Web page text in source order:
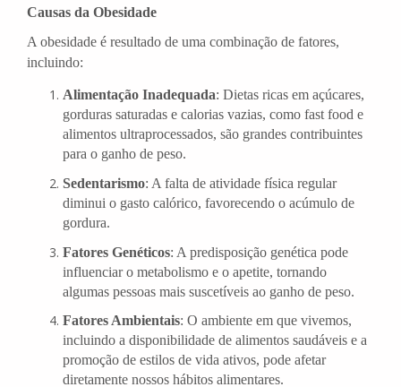
Causas da Obesidade
A obesidade é resultado de uma combinação de fatores,
incluindo:
Alimentação Inadequada: Dietas ricas em açúcares,
gorduras saturadas e calorias vazias, como fast food e
alimentos ultraprocessados, são grandes contribuintes
para o ganho de peso.
Sedentarismo: A falta de atividade física regular
diminui o gasto calórico, favorecendo o acúmulo de
gordura.
Fatores Genéticos: A predisposição genética pode
influenciar o metabolismo e o apetite, tornando
algumas pessoas mais suscetíveis ao ganho de peso.
Fatores Ambientais: O ambiente em que vivemos,
incluindo a disponibilidade de alimentos saudáveis e a
promoção de estilos de vida ativos, pode afetar
diretamente nossos hábitos alimentares.